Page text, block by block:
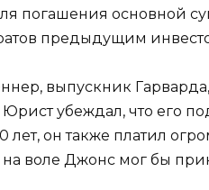
погашения основной
предыдущим
выпускник Гарварда,
Юрист убеждал, что его
лет, он также платил
воле Джонс мог бы